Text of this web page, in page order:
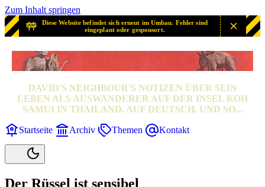
Zum Inhalt springen
Diese Website befindet sich erneut im Umbau. Fehler sind
eingeplant oder gesponsort.
SAMUI? SAMUI!
DAVID'S NEIGHBOUR'S NOTIZEN ÜBER SEIN
LEBEN ALS AUSWANDERER AUF DER INSEL KOH
SAMUI IN THAILAND. AUF DEUTSCH, UND SO...
Startseite Archiv Themen Kontakt
Der Rüssel ist sensibel